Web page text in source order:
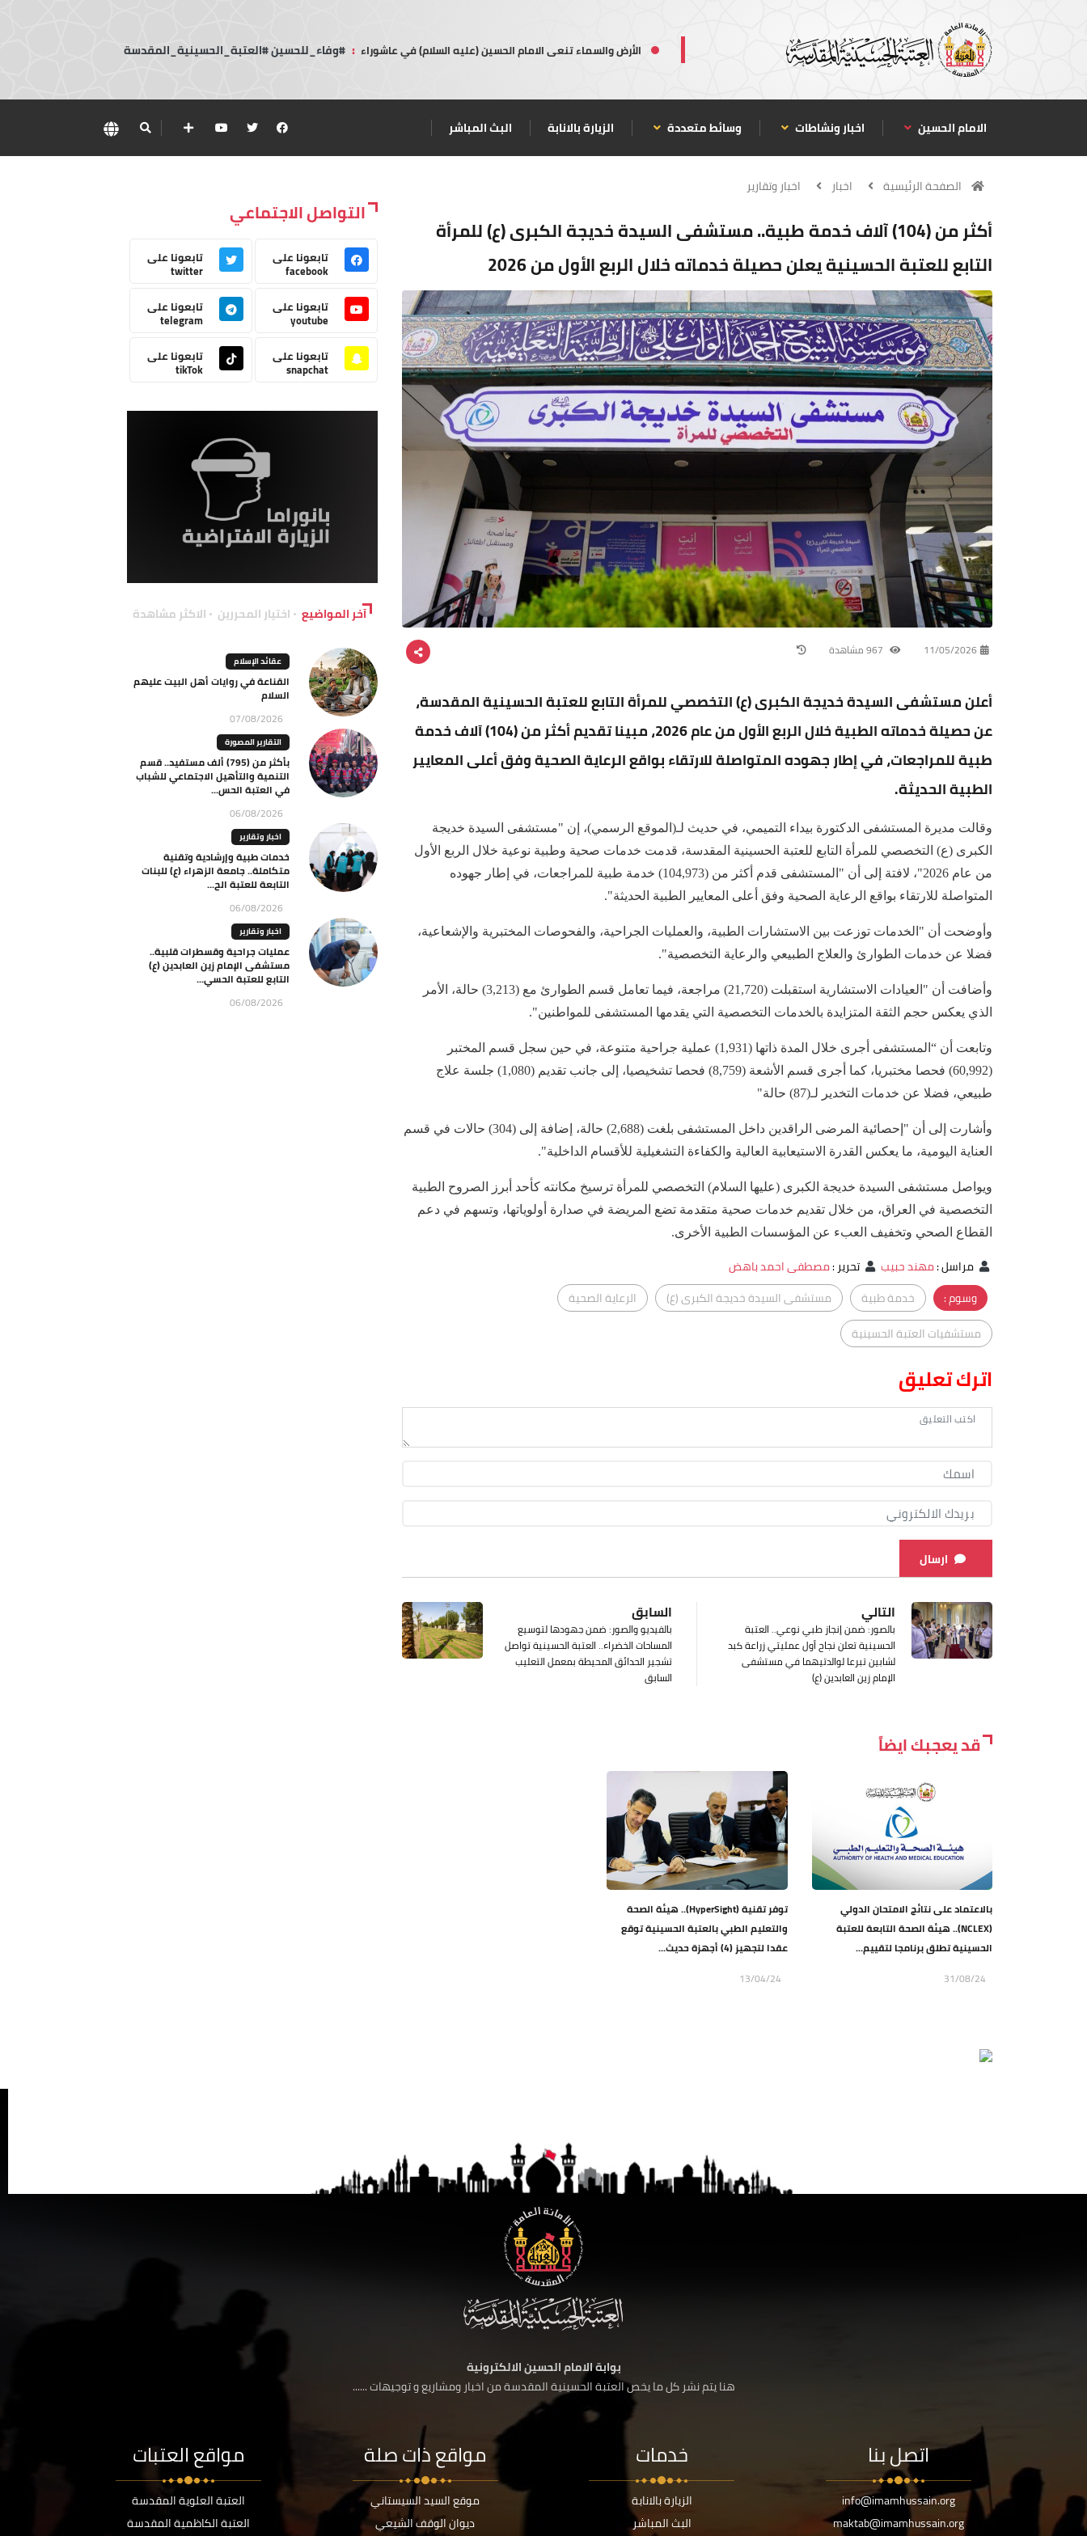
الأرض والسماء تنعى الامام الحسين (عليه السلام) في عاشوراء : #وفاء_للحسين #العتبة_الحسينية_المقدسة
الامام الحسين اخبار ونشاطات وسائط متعددة الزيارة بالانابة البث المباشر
الصفحة الرئيسية اخبار اخبار وتقارير
أكثر من (104) آلاف خدمة طبية.. مستشفى السيدة خديجة الكبرى (ع) للمرأة
التابع للعتبة الحسينية يعلن حصيلة خدماته خلال الربع الأول من 2026
11/05/2026
أعلن مستشفى السيدة خديجة الكبرى (ع) التخصصي للمرأة التابع للعتبة الحسينية المقدسة،
عن حصيلة خدماته الطبية خلال الربع الأول من عام 2026، مبينا تقديم أكثر من (104) آلاف خدمة
طبية للمراجعات، في إطار جهوده المتواصلة للارتقاء بواقع الرعاية الصحية وفق أعلى المعايير
الطبية الحديثة.
وقالت مديرة المستشفى الدكتورة بيداء التميمي، في حديث لـ(الموقع الرسمي)، إن "مستشفى السيدة خديجة
الكبرى (ع) التخصصي للمرأة التابع للعتبة الحسينية المقدسة، قدمت خدمات صحية وطبية نوعية خلال الربع الأول
من عام 2026"، لافتة إلى أن "المستشفى قدم أكثر من (104,973) خدمة طبية للمراجعات، في إطار جهوده
المتواصلة للارتقاء بواقع الرعاية الصحية وفق أعلى المعايير الطبية الحديثة".
وأوضحت أن "الخدمات توزعت بين الاستشارات الطبية، والعمليات الجراحية، والفحوصات المختبرية والإشعاعية،
فضلا عن خدمات الطوارئ والعلاج الطبيعي والرعاية التخصصية".
وأضافت أن "العيادات الاستشارية استقبلت (21,720) مراجعة، فيما تعامل قسم الطوارئ مع (3,213) حالة، الأمر
الذي يعكس حجم الثقة المتزايدة بالخدمات التخصصية التي يقدمها المستشفى للمواطنين".
وتابعت أن “المستشفى أجرى خلال المدة ذاتها (1,931) عملية جراحية متنوعة، في حين سجل قسم المختبر
(60,992) فحصا مختبريا، كما أجرى قسم الأشعة (8,759) فحصا تشخيصيا، إلى جانب تقديم (1,080) جلسة علاج
طبيعي، فضلا عن خدمات التخدير لـ(87) حالة"
وأشارت إلى أن "إحصائية المرضى الراقدين داخل المستشفى بلغت (2,688) حالة، إضافة إلى (304) حالات في قسم
العناية اليومية، ما يعكس القدرة الاستيعابية العالية والكفاءة التشغيلية للأقسام الداخلية".
ويواصل مستشفى السيدة خديجة الكبرى (عليها السلام) التخصصي للمرأة ترسيخ مكانته كأحد أبرز الصروح الطبية
التخصصية في العراق، من خلال تقديم خدمات صحية متقدمة تضع المريضة في صدارة أولوياتها، وتسهم في دعم
القطاع الصحي وتخفيف العبء عن المؤسسات الطبية الأخرى.
مراسل:مهند حبيب تحرير:مصطفى احمد باهض
وسوم :
خدمة طبية مستشفى السيدة خديجة الكبرى (ع)
الرعاية الصحية
مستشفيات العتبة الحسينية
اترك تعليق
ارسال
السابق
بالفيديو والصور: ضمن جهودها لتوسيع
المساحات الخضراء.. العتبة الحسينية تواصل
تشجير الحدائق المحيطة بمعمل التعليب
السابق
التالي
بالصور: ضمن إنجاز طبي نوعي.. العتبة
الحسينية تعلن نجاح أول عمليتي زراعة كبد
لشابين تبرعا لوالدتيهما في مستشفى
الإمام زين العابدين (ع)
قد يعجبك ايضاً
بالاعتماد على نتائج الامتحان الدولي
(NCLEX).. هيئة الصحة التابعة للعتبة
الحسينية تطلق برنامجا لتقييم...
31/08/24
توفر تقنية (HyperSight).. هيئة الصحة
والتعليم الطبي بالعتبة الحسينية توقع
عقدا لتجهيز (4) أجهزة حديث...
13/04/24
التواصل الاجتماعي
تابعونا على
facebook
تابعونا على
twitter
تابعونا على
youtube
تابعونا على
telegram
تابعونا على
snapchat
تابعونا على
tikTok
آخر المواضيع اختيار المحررين الاكثر مشاهدة
عقائد الإسلام
القناعة في روايات أهل البيت عليهم
السلام
07/08/2026
التقارير المصورة
بأكثر من (795) ألف مستفيد.. قسم
التنمية والتأهيل الاجتماعي للشباب
في العتبة الحس...
06/08/2026
اخبار وتقارير
خدمات طبية وإرشادية وتقنية
متكاملة.. جامعة الزهراء (ع) للبنات
التابعة للعتبة الح...
06/08/2026
اخبار وتقارير
عمليات جراحية وقسطرات قلبية..
مستشفى الإمام زين العابدين (ع)
التابع للعتبة الحسي...
06/08/2026
بوابة الامام الحسين الالكترونية
هنا يتم نشر كل ما يخص العتبة الحسينية المقدسة من اخبار ومشاريع و توجيهات ......
اتصل بنا
info@imamhussain.org
maktab@imamhussain.org
خدمات
الزيارة بالانابة
البث المباشر
مواقع ذات صلة
موقع السيد السيستاني
ديوان الوقف الشيعي
مواقع العتبات
العتبة العلوية المقدسة
العتبة الكاظمية المقدسة